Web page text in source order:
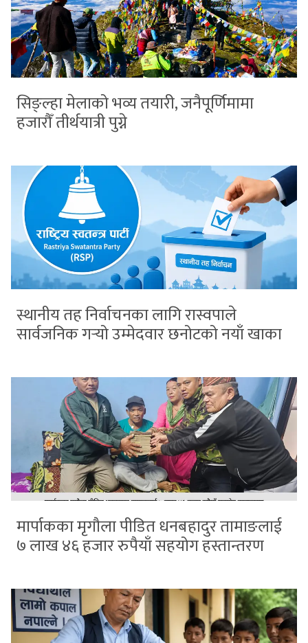
सिङ्ल्हा मेलाको भव्य तयारी, जनैपूर्णिमामा
हजारौँ तीर्थयात्री पुग्ने
स्थानीय तह निर्वाचनका लागि रास्वपाले
सार्वजनिक गर्‍यो उम्मेदवार छनोटको नयाँ खाका
मार्पाकका मृगौला पीडित धनबहादुर तामाङलाई
७ लाख ४६ हजार रुपैयाँ सहयोग हस्तान्तरण